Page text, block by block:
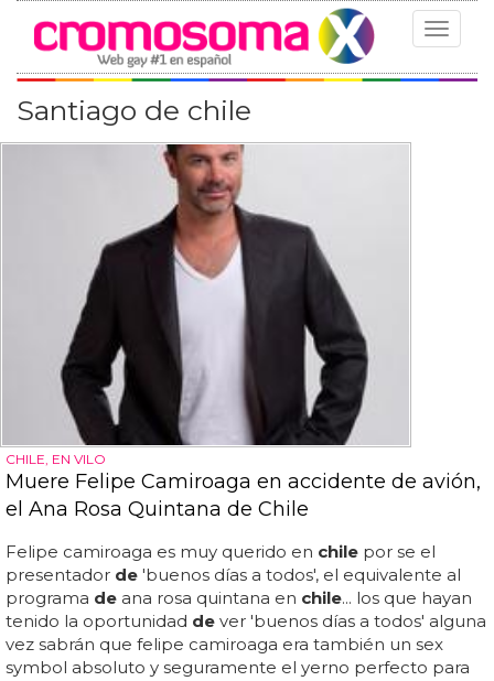
Toggle
Santiago de chile
CHILE, EN VILO
Muere Felipe Camiroaga en accidente de avión,
el Ana Rosa Quintana de Chile
Felipe camiroaga es muy querido en chile por se el
presentador de 'buenos días a todos', el equivalente al
programa de ana rosa quintana en chile... los que hayan
tenido la oportunidad de ver 'buenos días a todos' alguna
vez sabrán que felipe camiroaga era también un sex
symbol absoluto y seguramente el yerno perfecto para